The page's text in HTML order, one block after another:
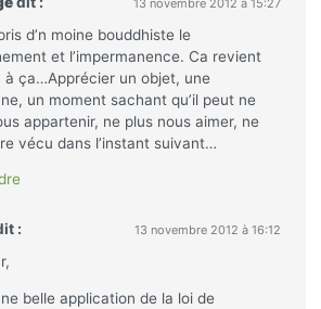
d’n moine bouddhiste le
et l’impermanence. Ca revient
à ça…Apprécier un objet, une
un moment sachant qu’il peut ne
appartenir, ne plus nous aimer, ne
vécu dans l’instant suivant…
: 13 novembre 2012 à 16:12
belle application de la loi de